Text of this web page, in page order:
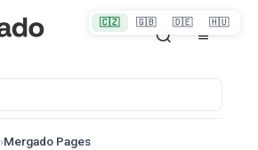
›Mergado Pages
🇨🇿 🇬🇧 🇩🇪 🇭🇺